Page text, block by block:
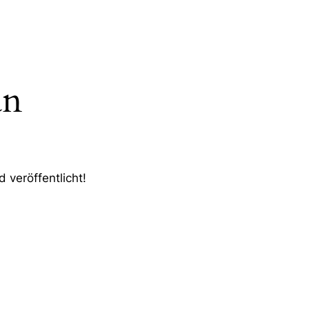
veröffentlicht!